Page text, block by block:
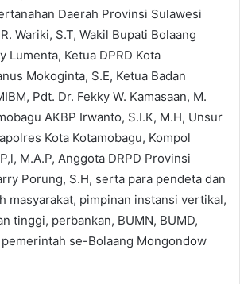
Daerah Provinsi Sulawesi
Wariki, S.T, Wakil Bupati Bolaang
Lumenta, Ketua DPRD Kota
Mokoginta, S.E, Ketua Badan
Pdt. Dr. Fekky W. Kamasaan, M.
AKBP Irwanto, S.I.K, M.H, Unsur
Kota Kotamobagu, Kompol
M.A.P, Anggota DRPD Provinsi
Porung, S.H, serta para pendeta dan
masyarakat, pimpinan instansi vertikal,
tinggi, perbankan, BUMN, BUMD,
se-Bolaang Mongondow